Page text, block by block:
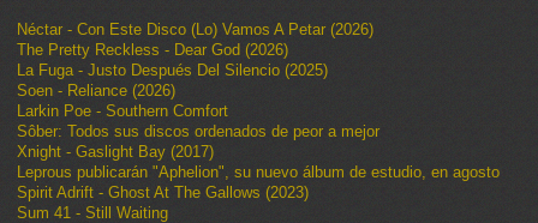
Néctar - Con Este Disco (Lo) Vamos A Petar (2026)
The Pretty Reckless - Dear God (2026)
La Fuga - Justo Después Del Silencio (2025)
Soen - Reliance (2026)
Larkin Poe - Southern Comfort
Sôber: Todos sus discos ordenados de peor a mejor
Xnight - Gaslight Bay (2017)
Leprous publicarán "Aphelion", su nuevo álbum de estudio, en agosto
Spirit Adrift - Ghost At The Gallows (2023)
Sum 41 - Still Waiting